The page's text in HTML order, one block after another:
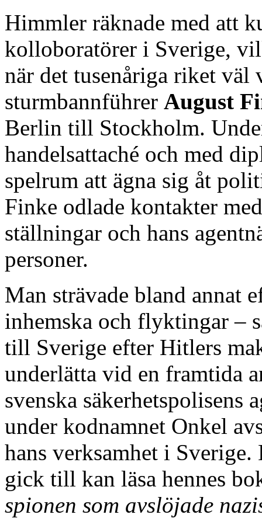
Himmler räknade med att
kolloboratörer i Sverige,
när det tusenåriga riket väl
sturmbannführer August
Berlin till Stockholm.
handelsattaché och med
spelrum att ägna sig åt
Finke odlade kontakter
ställningar och hans
personer.
Man strävade bland annat
inhemska och flyktingar –
till Sverige efter Hitlers
underlätta vid en framtida
svenska säkerhetspolisens
under kodnamnet Onkel
hans verksamhet i
gick till kan läsa hennes
spionen som avslöjade